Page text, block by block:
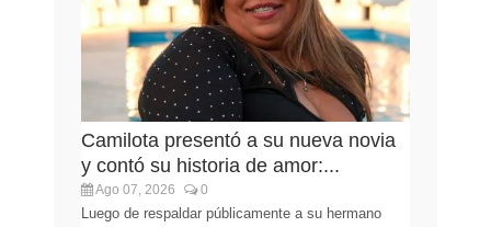
Camilota presentó a su nueva novia
y contó su historia de amor:...
Ago 07, 2026 0
Luego de respaldar públicamente a su hermano